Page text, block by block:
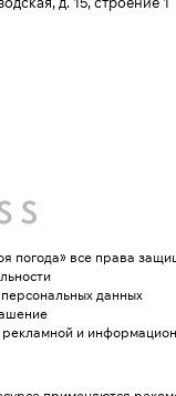
погода» все права
данных
рекламной и